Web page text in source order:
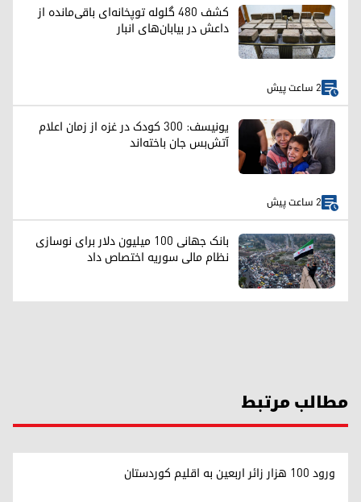
کشف ۴۸۰ گلوله توپخانه‌ای باقی‌مانده از
داعش در بیابان‌های انبار
2 ساعت پیش
یونیسف: ۳۰۰ کودک در غزه از زمان اعلام
آتش‌بس جان باخته‌اند
2 ساعت پیش
بانک جهانی ۱۰۰ میلیون دلار برای نوسازی
نظام مالی سوریه اختصاص داد
مطالب مرتبط
ورود ۱۰۰ هزار زائر اربعین به اقلیم کوردستان